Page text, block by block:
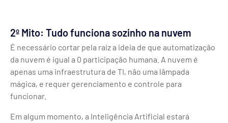
2º Mito: Tudo funciona sozinho na nuvem
É necessário cortar pela raiz a ideia de que automatização
da nuvem é igual a 0 participação humana. A nuvem é
apenas uma infraestrutura de TI, não uma lâmpada
mágica, e requer gerenciamento e controle para
funcionar.
Em algum momento, a Inteligência Artificial estará